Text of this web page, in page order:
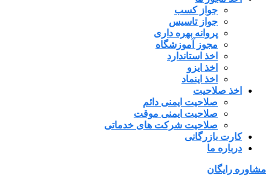
جواز کسب
جواز تاسیس
پروانه بهره داری
مجوز آموزشگاه
اخذ استاندارد
اخذ ایزو
اخذ اینماد
اخذ صلاحیت
صلاحیت ایمنی دائم
صلاحیت ایمنی موقت
صلاحیت شرکت های خدماتی
کارت بازرگانی
درباره ما
مشاوره رایگان